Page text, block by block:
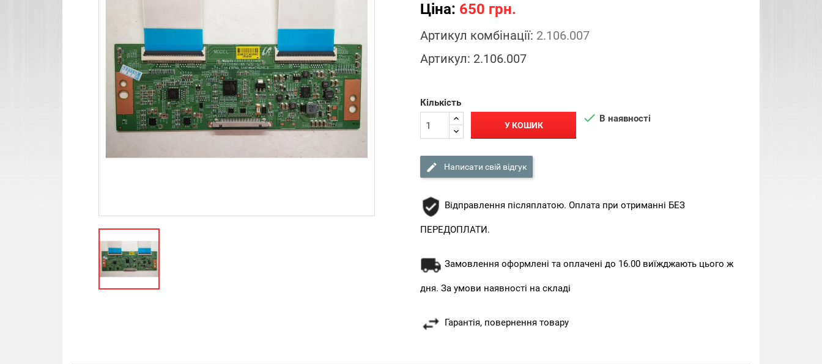
Ціна: 650 грн.
Артикул комбінації: 2.106.007
Артикул: 2.106.007
Кількість
У КОШИК  В наявності
Написати свій відгук
Відправлення післяплатою. Оплата при отриманні БЕЗ
ПЕРЕДОПЛАТИ.
Замовлення оформлені та оплачені до 16.00 виїжджають цього ж
дня. За умови наявності на складі
Гарантія, повернення товару